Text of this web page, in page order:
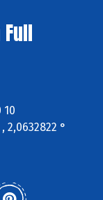
10
2,0632822 °